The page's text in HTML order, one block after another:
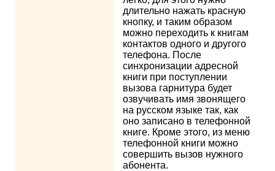
длительно нажать красную
кнопку, и таким образом
можно переходить к книгам
контактов одного и другого
телефона. После
синхронизации адресной
книги при поступлении
вызова гарнитура будет
озвучивать имя звонящего
на русском языке так, как
оно записано в телефонной
книге. Кроме этого, из меню
телефонной книги можно
совершить вызов нужного
абонента.